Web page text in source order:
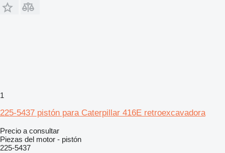
1
225-5437 pistón para Caterpillar 416E retroexcavadora
Precio a consultar
Piezas del motor - pistón
225-5437